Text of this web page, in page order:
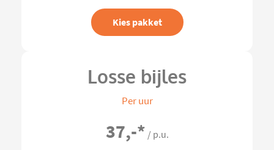
Kies pakket
Losse bijles
Per uur
37,-* / p.u.